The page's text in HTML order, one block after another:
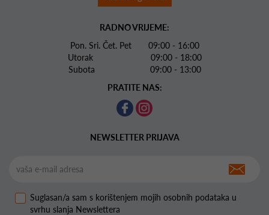
RADNO VRIJEME:
Pon. Sri. Čet. Pet 09:00 - 16:00
Utorak 09:00 - 18:00
Subota 09:00 - 13:00
PRATITE NAS:
NEWSLETTER PRIJAVA
Suglasan/a sam s korištenjem mojih osobnih podataka u
svrhu slanja Newslettera